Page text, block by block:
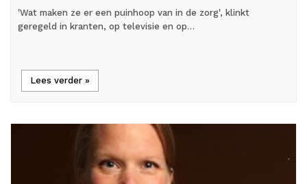
'Wat maken ze er een puinhoop van in de zorg', klinkt
geregeld in kranten, op televisie en op…
Lees verder »